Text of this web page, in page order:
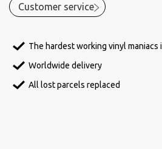
Customer service
The hardest working vinyl maniacs
Worldwide delivery
All lost parcels replaced